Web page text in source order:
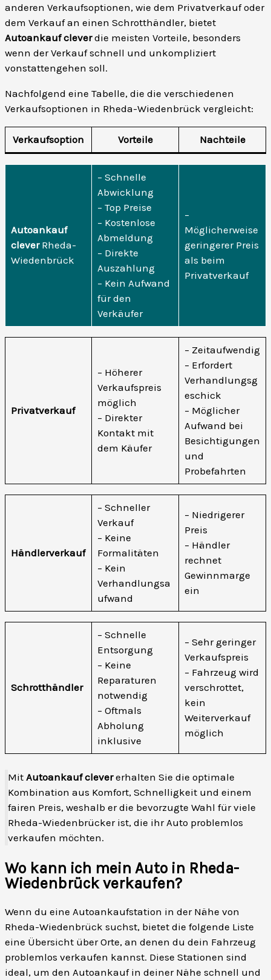
anderen Verkaufsoptionen, wie dem Privatverkauf oder
dem Verkauf an einen Schrotthändler, bietet
Autoankauf cleverdie meisten Vorteile, besonders
wenn der Verkauf schnell und unkompliziert
vonstattengehen soll.
Nachfolgend eine Tabelle, die die verschiedenen
Verkaufsoptionen in Rheda-Wiedenbrück vergleicht:
Verkaufsoption Vorteile Nachteile
Autoankauf
cleverRheda-
Wiedenbrück
– Schnelle
Abwicklung
– Top Preise
– Kostenlose
Abmeldung
– Direkte
Auszahlung
– Kein Aufwand
für den
Verkäufer
–
Möglicherweise
geringerer Preis
als beim
Privatverkauf
Privatverkauf
– Höherer
Verkaufspreis
möglich
– Direkter
Kontakt mit
dem Käufer
– Zeitaufwendig
– Erfordert
Verhandlungsg
eschick
– Möglicher
Aufwand bei
Besichtigungen
und
Probefahrten
Händlerverkauf
– Schneller
Verkauf
– Keine
Formalitäten
– Kein
Verhandlungsa
ufwand
– Niedrigerer
Preis
– Händler
rechnet
Gewinnmarge
ein
Schrotthändler
– Schnelle
Entsorgung
– Keine
Reparaturen
notwendig
– Oftmals
Abholung
inklusive
– Sehr geringer
Verkaufspreis
– Fahrzeug wird
verschrottet,
kein
Weiterverkauf
möglich
Mit Autoankauf clevererhalten Sie die optimale
Kombination aus Komfort, Schnelligkeit und einem
fairen Preis, weshalb er die bevorzugte Wahl für viele
Rheda-Wiedenbrücker ist, die ihr Auto problemlos
verkaufen möchten.
Wo kann ich mein Auto in Rheda-
Wiedenbrück verkaufen?
Wenn du eine Autoankaufstation in der Nähe von
Rheda-Wiedenbrück suchst, bietet die folgende Liste
eine Übersicht über Orte, an denen du dein Fahrzeug
problemlos verkaufen kannst. Diese Stationen sind
ideal, um den Autoankauf in deiner Nähe schnell und